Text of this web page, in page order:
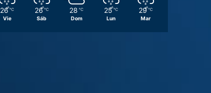
26 ℃
Vie
26 ℃
Sáb
28 ℃
Dom
25 ℃
Lun
29 ℃
Mar